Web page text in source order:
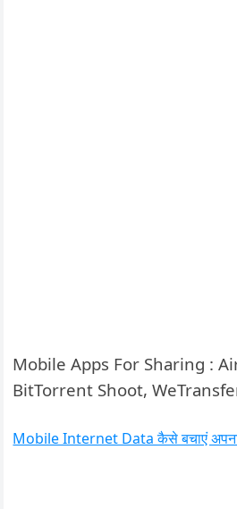
Mobile Apps For Sharing :
BitTorrent Shoot,
Mobile Internet Data कैसे बचाएं